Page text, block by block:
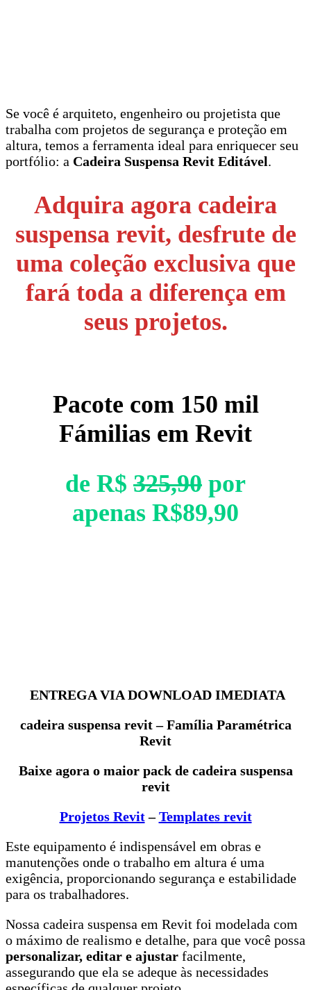
Se você é arquiteto, engenheiro ou projetista que
trabalha com projetos de segurança e proteção em
altura, temos a ferramenta ideal para enriquecer seu
portfólio: a Cadeira Suspensa Revit Editável.
Adquira agora cadeira
suspensa revit, desfrute de
uma coleção exclusiva que
fará toda a diferença em
seus projetos.
Pacote com 150 mil
Fámilias em Revit
de R$ 325,90 por
apenas R$89,90
ENTREGA VIA DOWNLOAD IMEDIATA
cadeira suspensa revit– Família Paramétrica
Revit
Baixe agora o maior pack de cadeira suspensa
revit
Projetos Revit–Templates revit
Este equipamento é indispensável em obras e
manutenções onde o trabalho em altura é uma
exigência, proporcionando segurança e estabilidade
para os trabalhadores.
Nossa cadeira suspensa em Revit foi modelada com
o máximo de realismo e detalhe, para que você possa
personalizar, editar e ajustar facilmente,
assegurando que ela se adeque às necessidades